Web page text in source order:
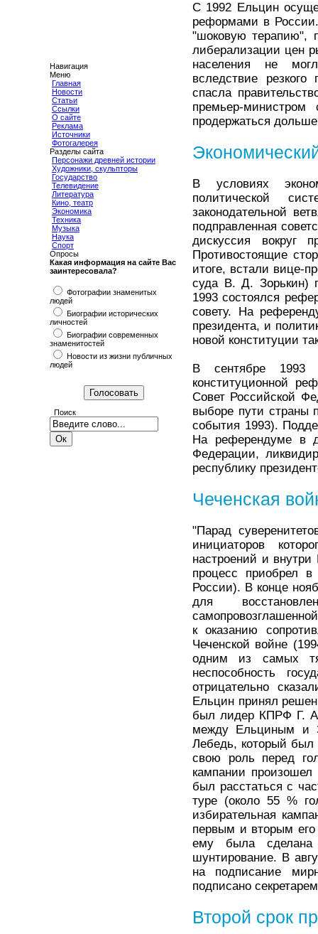
Навигация
Меню
Главная
Новости
Статьи
Ссылки
О сайте
Реклама
Источники
Фотогалерея
Разделы сайта
Персонажи древней истории
Художники, скульпторы
Государство
Телевидение
Литература
Кино, театр
Экономика
Техника
Музыка
Наука
Спорт
Опросы
Какая информация на сайте Вас
заинтересовала?
Фотографии знаменитых
людей
Биографии исторических
личностей
Биографии современных
знаменитостей
Новости из жизни публичных
людей
Поиск
С 1992 Ельцин
реформами в
"шоковую терапию",
либерализации цен
населения не
вследствие
спасла
премьер-
продержаться
В условиях
политической
законодательной
подправленная
дискуссия вокруг
Противостоящие
итоге, встали вице-
суда В. Д. Зорькин)
1993 состоялся
совету. На
президента, и
новой конституции
В сентябре 1993
конституционной
Совет Российской
выборе пути страны
события 1993).
На референдуме в
Федерации,
республику
Чеченская
"Парад
инициаторов
настроений и
процесс приобрел в
России). В конце
для
к оказанию
Чеченской войне
одним из самых
неспособность
отрицательно
Ельцин принял
был лидер КПРФ Г.
между Ельциным и
Лебедь, который был
свою роль перед
кампании
был расстаться с
туре (около 55 %
избирательная
первым и вторым
ему была сделана
шунтирование. В
на подписание
подписано
Второй срок